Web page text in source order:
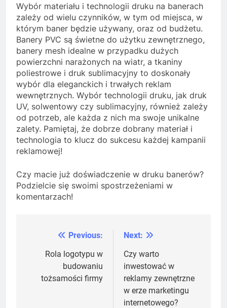
Wybór materiału i technologii druku na banerach
zależy od wielu czynników, w tym od miejsca, w
którym baner będzie używany, oraz od budżetu.
Banery PVC są świetne do użytku zewnętrznego,
banery mesh idealne w przypadku dużych
powierzchni narażonych na wiatr, a tkaniny
poliestrowe i druk sublimacyjny to doskonały
wybór dla eleganckich i trwałych reklam
wewnętrznych. Wybór technologii druku, jak druk
UV, solwentowy czy sublimacyjny, również zależy
od potrzeb, ale każda z nich ma swoje unikalne
zalety. Pamiętaj, że dobrze dobrany materiał i
technologia to klucz do sukcesu każdej kampanii
reklamowej!
Czy macie już doświadczenie w druku banerów?
Podzielcie się swoimi spostrzeżeniami w
komentarzach!
Nawigacja
wpisu
Previous:
Rola logotypu w
budowaniu
tożsamości firmy
Next:
Czy warto
inwestować w
reklamy zewnętrzne
w erze marketingu
internetowego?